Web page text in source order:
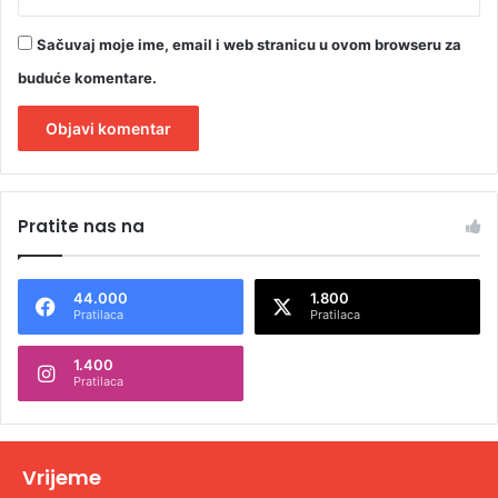
Sačuvaj moje ime, email i web stranicu u ovom browseru za
buduće komentare.
t
n
t
v
Pratite nas na
44.000
Pratilaca
1.800
Pratilaca
1.400
Pratilaca
Vrijeme